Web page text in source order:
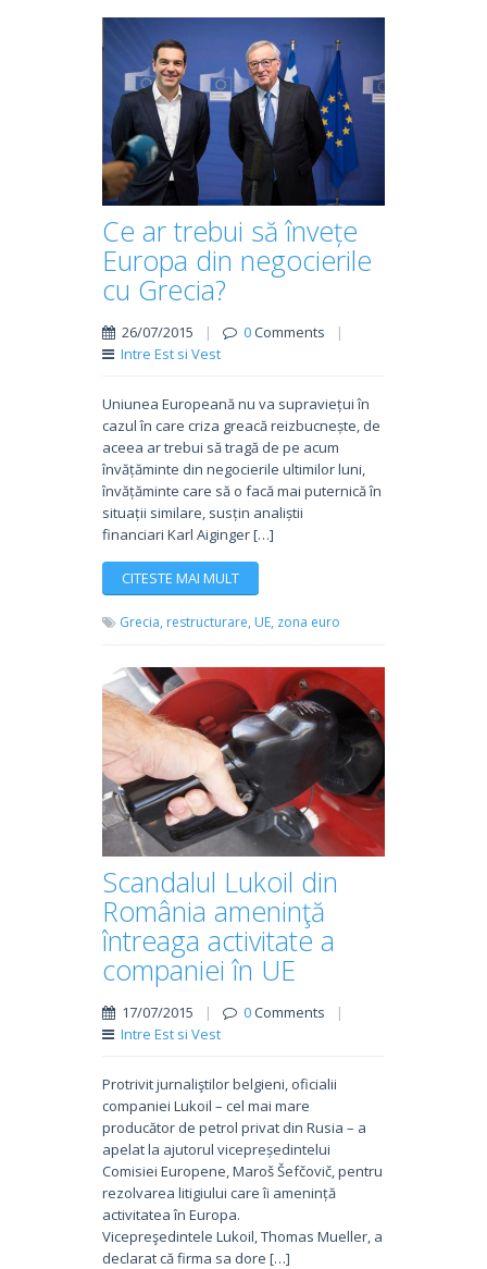
Ce ar trebui să învețe
Europa din negocierile
cu Grecia?
26/07/2015 | 0Comments
|
Intre Est si Vest
Uniunea Europeană nu va supraviețui în
cazul în care criza greacă reizbucnește, de
aceea ar trebui să tragă de pe acum
învățăminte din negocierile ultimilor luni,
învățăminte care să o facă mai puternică în
situații similare, susțin analiștii
financiari Karl Aiginger […]
CITESTE MAI MULT
Grecia, restructurare, UE, zona euro
Scandalul Lukoil din
România ameninţă
întreaga activitate a
companiei în UE
17/07/2015 | 0Comments
|
Intre Est si Vest
Protrivit jurnaliştilor belgieni, oficialii
companiei Lukoil – cel mai mare
producător de petrol privat din Rusia – a
apelat la ajutorul vicepreședintelui
Comisiei Europene, Maroš Šefčovič, pentru
rezolvarea litigiului care îi amenință
activitatea în Europa.
Vicepreşedintele Lukoil, Thomas Mueller, a
declarat că firma sa dore […]